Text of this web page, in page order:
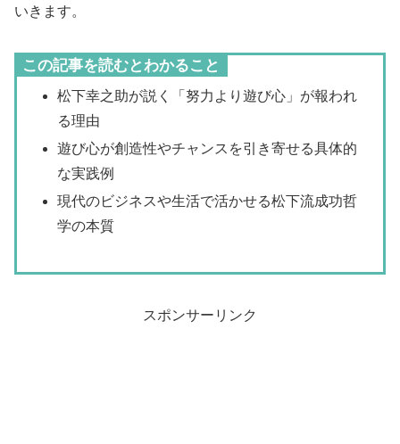
いきます。
この記事を読むとわかること
松下幸之助が説く「努力より遊び心」が報われ
る理由
遊び心が創造性やチャンスを引き寄せる具体的
な実践例
現代のビジネスや生活で活かせる松下流成功哲
学の本質
スポンサーリンク